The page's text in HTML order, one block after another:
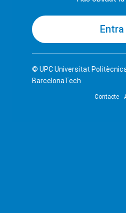
© UPCUniversitat
BarcelonaTech
Contacte